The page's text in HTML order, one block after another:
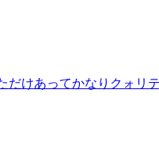
けあってかなりクォ